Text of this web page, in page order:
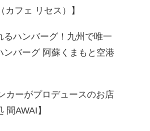
カフェ リセス）】
るハンバーグ！九州で唯一
ンバーグ 阿蘇くまもと空港
カーがプロデュースのお店
間AWAI】